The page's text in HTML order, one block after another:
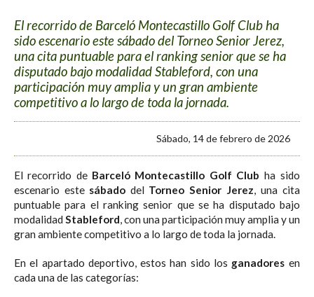
El recorrido de Barceló Montecastillo Golf Club ha
sido escenario este sábado del Torneo Senior Jerez,
una cita puntuable para el ranking senior que se ha
disputado bajo modalidad Stableford, con una
participación muy amplia y un gran ambiente
competitivo a lo largo de toda la jornada.
Sábado, 14 de febrero de 2026
El recorrido de Barceló Montecastillo Golf Club ha sido
escenario este sábado del Torneo Senior Jerez, una cita
puntuable para el ranking senior que se ha disputado bajo
modalidadStableford, con una participación muy amplia y un
gran ambiente competitivo a lo largo de toda la jornada.
En el apartado deportivo, estos han sido los ganadores en
cada una de las categorías: